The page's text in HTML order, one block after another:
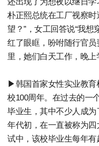
朴正熙总统在工厂视察时
望？”，女工回答说“我想
红了眼眶，吩咐随行官
里，她们白天工作，晚上
▶韩国首家女性实业教
校100周年。在过去的一
毕业生，其中不少人成
年代初，在一直被称为
试中，该校毕业生每年